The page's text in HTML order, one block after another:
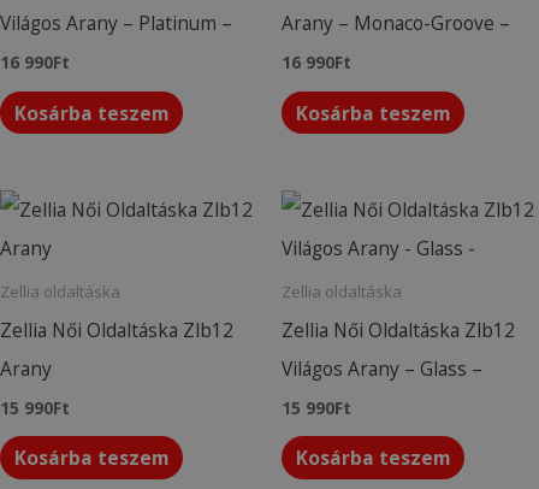
Világos Arany – Platinum –
16 990Ft
Kosárba teszem
Arany – Monaco-Groove –
16 990Ft
Kosárba teszem
Zellia oldaltáska
Zellia Női Oldaltáska Zlb12
Arany
15 990Ft
Kosárba teszem
Zellia oldaltáska
Zellia Női Oldaltáska Zlb12
Világos Arany – Glass –
15 990Ft
Kosárba teszem